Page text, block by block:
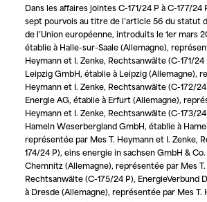
Dans les affaires jointes C-171/24 P à C-177/
sept pourvois au titre de l’article 56 du statut
de l’Union européenne, introduits le 1er mars
établie à Halle-sur-Saale (Allemagne),
Heymann et I. Zenke, Rechtsanwälte (C-171/24
Leipzig GmbH, établie à Leipzig (Allemagne),
Heymann et I. Zenke, Rechtsanwälte (C-172/
Energie AG, établie à Erfurt (Allemagne),
Heymann et I. Zenke, Rechtsanwälte (C-173/
Hameln Weserbergland GmbH, établie à
représentée par Mes T. Heymann et I. Zenke,
174/24 P), eins energie in sachsen GmbH & Co.
Chemnitz (Allemagne), représentée par Mes
Rechtsanwälte (C-175/24 P), EnergieVerbund
à Dresde (Allemagne), représentée par Mes T.